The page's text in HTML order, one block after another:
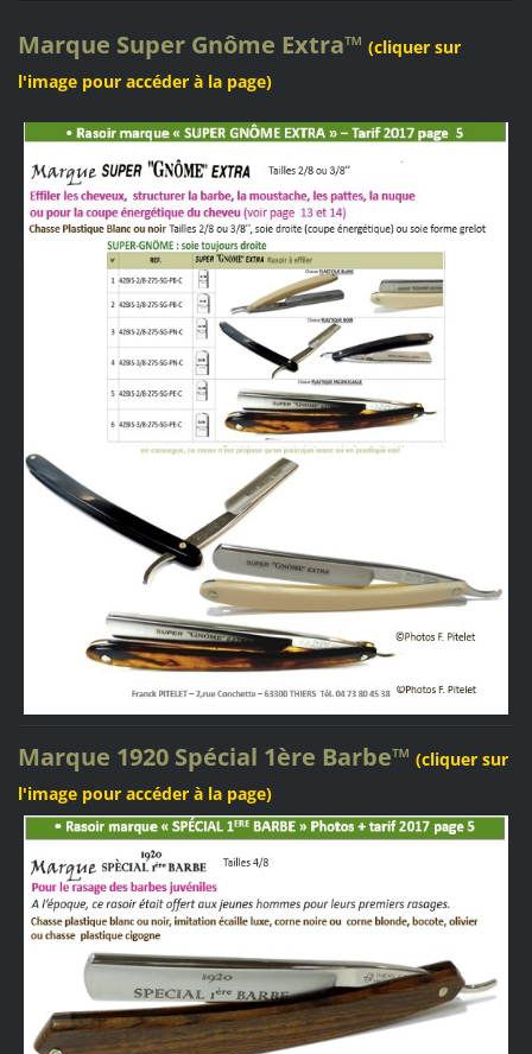
Marque Super Gnôme Extra™ (cliquer sur
l'image pour accéder à la page)
Marque 1920 Spécial 1ère Barbe™ (cliquer sur
l'image pour accéder à la page)